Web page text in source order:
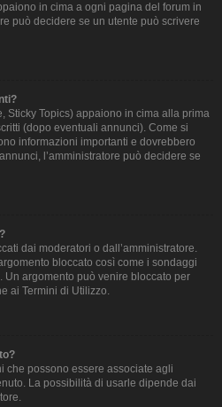
in cima a ogni pagina del forum in
può decidere se un utente può scrivere
Sticky Topics) appaiono in cima alla prima
(dopo eventuali annunci). Come si
informazioni importanti e dovrebbero
l’amministratore può decidere se
dai moderatori o dall’amministratore.
bloccato così come i sondaggi
argomento può venire bloccato per
ai Termini di Utilizzo.
che possono essere associate agli
La possibilità di usarle dipende dai